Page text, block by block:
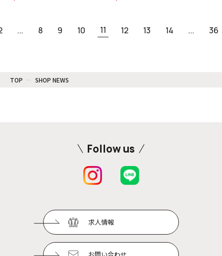
... 8 9 10 11 12 13 14 ... 36
TOP SHOP NEWS
Follow us
求人情報